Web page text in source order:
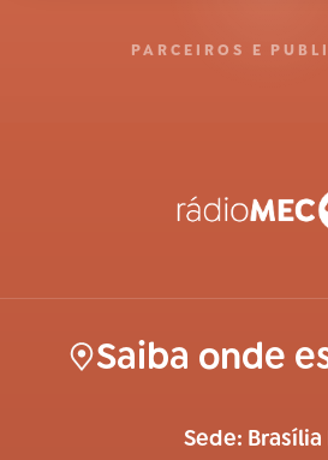
PARCEIROS E
Saiba onde
Sede: Brasília